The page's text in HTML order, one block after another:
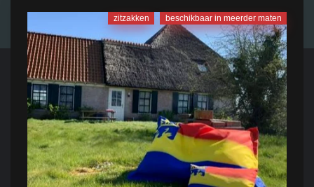
zitzakken beschikbaar in meerder maten